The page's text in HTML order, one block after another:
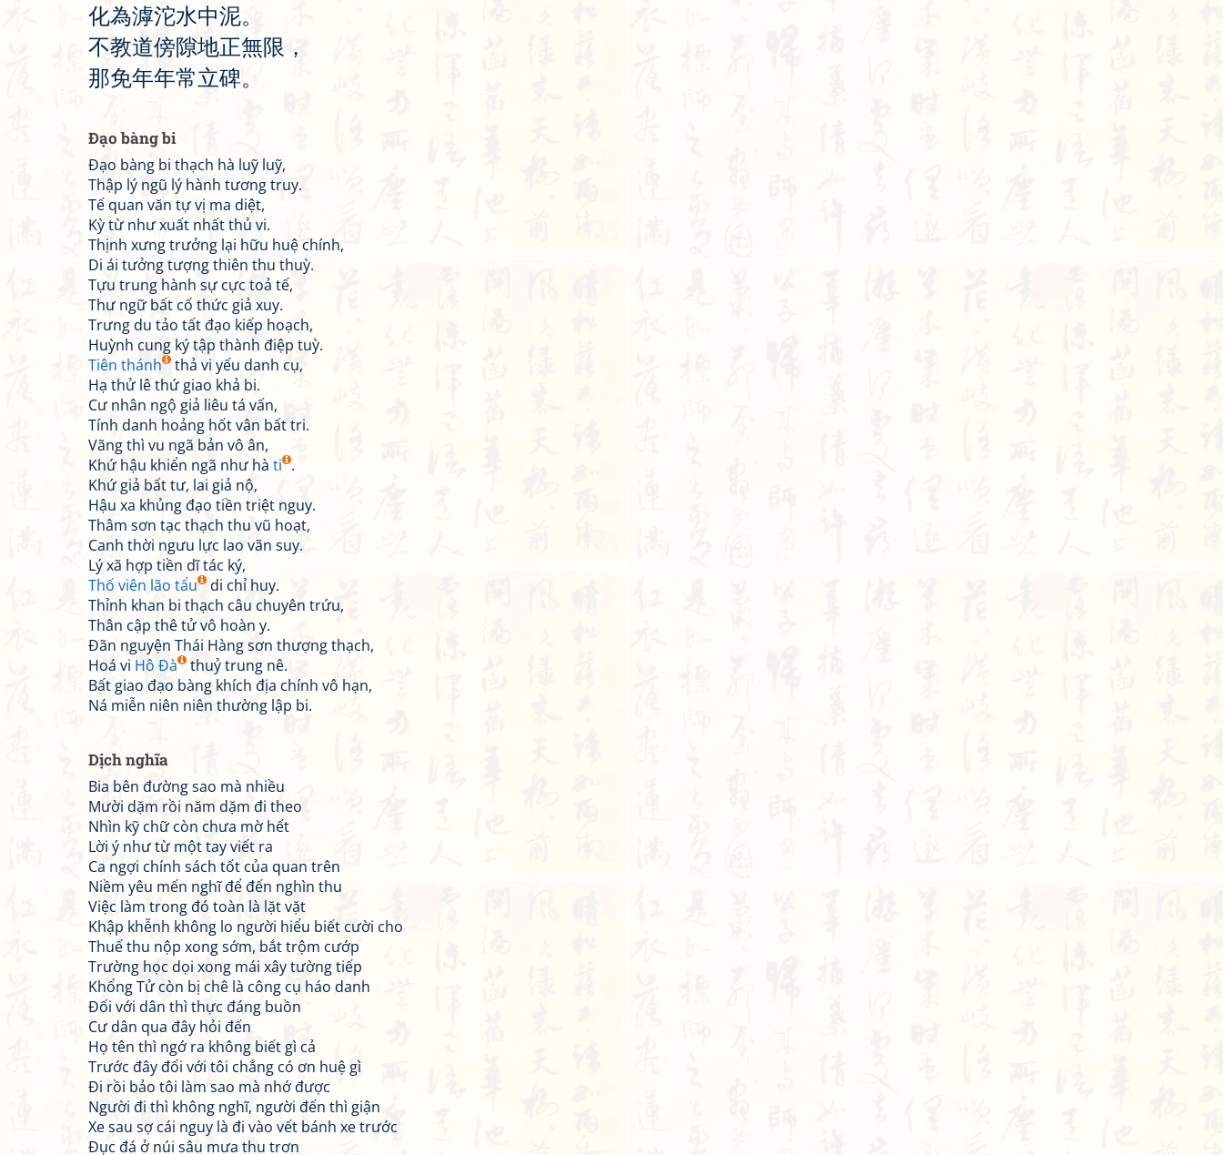
化為滹沱水中泥。
不教道傍隙地正無限 ，
那免年年常立碑。
Đạo bàng bi
Đạo bàng bi thạch hà luỹ luỹ,
Thập lý ngũ lý hành tương truy.
Tế quan văn tự vị ma diệt,
Kỳ từ như xuất nhất thủ vi.
Thịnh xưng trưởng lại hữu huệ chính,
Di ái tưởng tượng thiên thu thuỳ.
Tựu trung hành sự cực toả tế,
Thư ngữ bất cố thức giả xuy.
Trưng du tảo tất đạo kiếp hoạch,
Huỳnh cung ký tập thành điệp tuỳ.
Tiên thánh
thả vi yếu danh cụ,
Hạ thử lê thứ giao khả bi.
Cư nhân ngộ giả liêu tá vấn,
Tính danh hoảng hốt vân bất tri.
Vãng thì vu ngã bản vô ân,
Khứ hậu khiển ngã như hà ti .
Khứ giả bất tư, lai giả nộ,
Hậu xa khủng đạo tiền triệt nguy.
Thâm sơn tạc thạch thu vũ hoạt,
Canh thời ngưu lực lao vãn suy.
Lý xã hợp tiền dĩ tác ký,
Thố viên lão tẩu
di chỉ huy.
Thỉnh khan bi thạch câu chuyên trứu,
Thân cập thê tử vô hoàn y.
Đãn nguyện Thái Hàng sơn thượng thạch,
Hoá vi Hô Đà
thuỷ trung nê.
Bất giao đạo bàng khích địa chính vô hạn,
Ná miễn niên niên thường lập bi.
Dịch nghĩa
Bia bên đường sao mà nhiều
Mười dặm rồi năm dặm đi theo
Nhìn kỹ chữ còn chưa mờ hết
Lời ý như từ một tay viết ra
Ca ngợi chính sách tốt của quan trên
Niềm yêu mến nghĩ để đến nghìn thu
Việc làm trong đó toàn là lặt vặt
Khập khễnh không lo người hiểu biết cười cho
Thuế thu nộp xong sớm, bắt trộm cướp
Trường học dọi xong mái xây tường tiếp
Khổng Tử còn bị chê là công cụ háo danh
Đối với dân thì thực đáng buồn
Cư dân qua đây hỏi đến
Họ tên thì ngớ ra không biết gì cả
Trước đây đối với tôi chẳng có ơn huệ gì
Đi rồi bảo tôi làm sao mà nhớ được
Người đi thì không nghĩ, người đến thì giận
Xe sau sợ cái nguy là đi vào vết bánh xe trước
Đục đá ở núi sâu mưa thu trơn